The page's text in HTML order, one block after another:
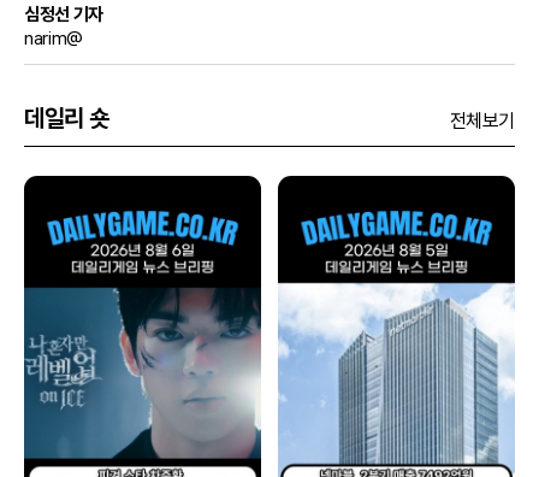
심정선 기자
narim@
데일리 숏 전체보기